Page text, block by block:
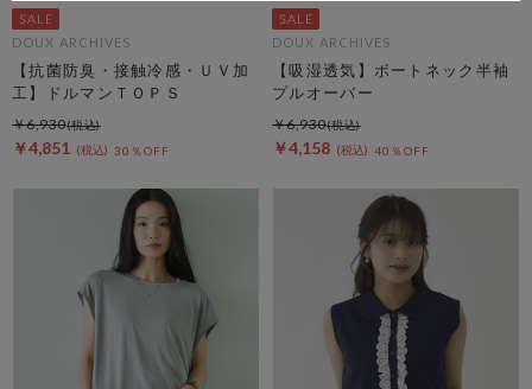
DOUX ARCHIVES
【抗菌防臭・接触冷感・ＵＶ加
工】ドルマンＴＯＰＳ
￥4,851 30％OFF
￥6,930
DOUX ARCHIVES
【吸湿透気】ボートネック半袖
プルオーバー
￥4,158 40％OFF
￥6,930